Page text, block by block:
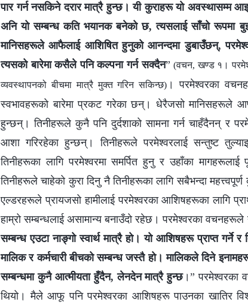
पार गर्न नसकिने दरार मात्रै हुन्छ। यी कुराहरू यो
अनि यो सम्‍बन्ध कति भयानक बनेको छ, त्यसलाई साँचो रूपमा
मानिसहरूले आफैलाई आशिषित हुनुको आनन्दमा डुबाउँछन्,
त्यसको बारेमा कसैले पनि कल्‍पना गर्न सक्दैन”(वचन, खण्ड १।
व्यवस्थापनको बीचमा मात्रै मुक्त गरिन सकिन्छ) । परमेश्‍वरका
स्वभावहरूको बारेमा प्रकट गरेका छन्। धेरैजसो मानिसहरूले
हुन्छन्। तिनीहरूले कुनै पनि दुर्दशाको सामना गर्न चाहँदैनन् र
आशा गरिरहेका हुन्छन्। तिनीहरूले परमेश्‍वरलाई सन्तुष्ट
तिनीहरूका लागि परमेश्‍वरमा समर्पित हुनु र उहाँका मागहरूलाई
तिनीहरूले चाहेको कुरा दिनु नै तिनीहरूका लागि सबैभन्दा
एल्डरहरूले प्रायजसो हामीलाई परमेश्‍वरका आशिषहरूका लागि
हाम्रो सम्‍बन्धलाई असामान्य बनाउँदो रहेछ। परमेश्‍वरका
सम्‍बन्ध एउटा नाङ्गो स्वार्थ मात्रै हो। यो आशिषहरू प्राप्त गर्ने
मालिक र कर्मचारी बीचको सम्‍बन्ध जस्तै हो। मालिकले दिने इनामहरू
सम्‍बन्धमा कुनै आत्मीयता हुँदैन, लेनदेन मात्रै हुन्छ।” परमेश्‍वरका
थियो। मैले आफू पनि परमेश्‍वरका आशिषहरू पाउनका खातिर